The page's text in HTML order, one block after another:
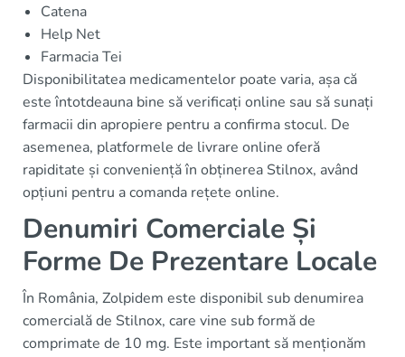
Catena
Help Net
Farmacia Tei
Disponibilitatea medicamentelor poate varia, așa că
este întotdeauna bine să verificați online sau să sunați
farmacii din apropiere pentru a confirma stocul. De
asemenea, platformele de livrare online oferă
rapiditate și conveniență în obținerea Stilnox, având
opțiuni pentru a comanda rețete online.
Denumiri Comerciale Și
Forme De Prezentare Locale
În România, Zolpidem este disponibil sub denumirea
comercială de Stilnox, care vine sub formă de
comprimate de 10 mg. Este important să menționăm